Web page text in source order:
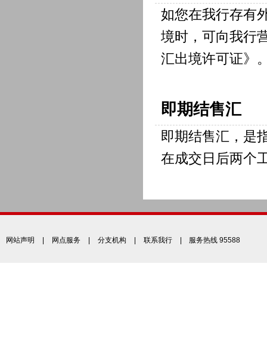
如您在我行存有
境时，可向我行
汇出境许可证》
即期结售汇
即期结售汇，是
在成交日后两个
网站声明 网点服务 分支机构 联系我行 | 服务热线 95588